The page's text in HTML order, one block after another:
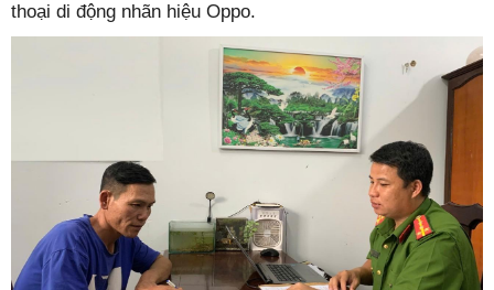
thoại di động nhãn hiệu Oppo.